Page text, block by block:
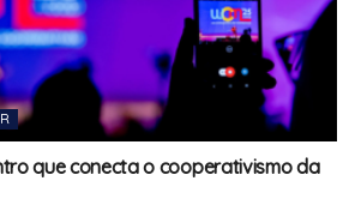
que conecta o cooperativismo da